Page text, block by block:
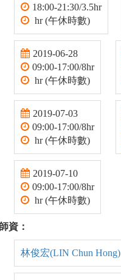
18:00-21:30/3.5hr
hr (午休時數)
2019-06-28
09:00-17:00/8hr
hr (午休時數)
2019-07-03
09:00-17:00/8hr
hr (午休時數)
2019-07-10
09:00-17:00/8hr
hr (午休時數)
師資：
林俊宏(LIN Chun Hong)